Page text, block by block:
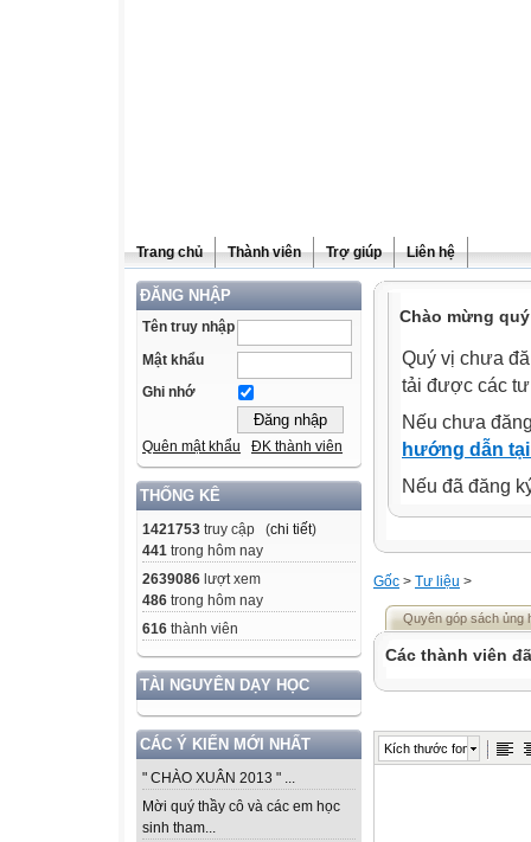
Trang chủ Thành viên Trợ giúp Liên hệ
ĐĂNG NHẬP
Tên truy nhập
Mật khẩu
Ghi nhớ
Quên mật khẩu ĐK thành viên
THỐNG KÊ
1421753 truy cập (chi tiết)
441 trong hôm nay
2639086 lượt xem
486 trong hôm nay
616 thành viên
TÀI NGUYÊN DẠY HỌC
CÁC Ý KIẾN MỚI NHẤT
" CHÀO XUÂN 2013 " ...
Mời quý thầy cô và các em học
sinh tham...
Chào mừng
Quý vị chưa
tải được các
Nếu chưa
hướng dẫn
Nếu đã đăng
Gốc > Tư liệu >
Quyên góp sách ủng
Các thành viên
Kích thước font